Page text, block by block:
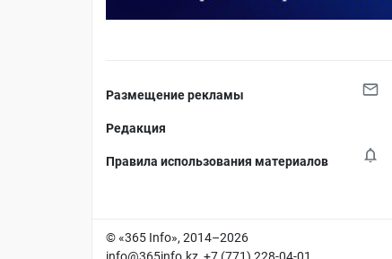
Размещение рекламы
Редакция
Правила использования материалов
© «365 Info», 2014–2026